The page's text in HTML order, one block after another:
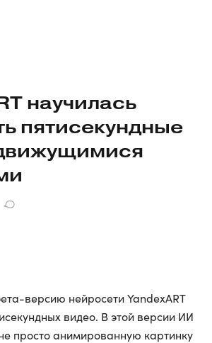
научилась
пятисекундные
версию нейросети YandexART
видео. В этой версии ИИ
просто анимированную картинку